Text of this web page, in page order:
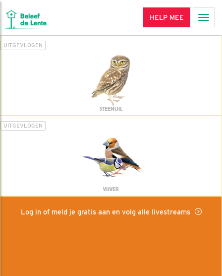
HELP MEE
UITGEVLOGEN
STEENUIL
UITGEVLOGEN
VIJVER
Log in of meld je gratis aan en volg alle livestreams